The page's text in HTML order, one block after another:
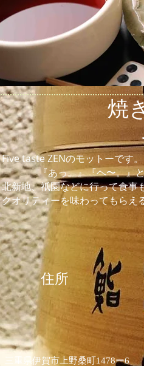
焼きたて
Five taste ZENのモットーです
『あっ。』『ヘ〜。』
北新地、祇園などに行って食事
クオリティーを味わってもらえ
住所
三重県伊賀市上野桑町1478ー6